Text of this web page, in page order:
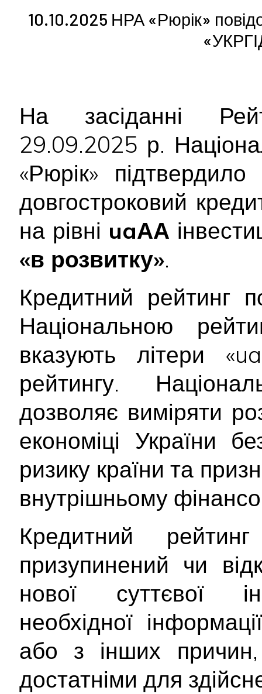
10.10.2025 НРА «Рюрік»
На засіданні
29.09.2025 р.
«Рюрік»
довгостроковий
на рівні uaАА
«в розвитку».
Кредитний рейтинг
Національною
вказують літери
рейтингу.
дозволяє виміряти
економіці України
ризику країни та
внутрішньому
Кредитний
призупинений чи
нової суттєвої
необхідної
або з інших причин,
достатніми для